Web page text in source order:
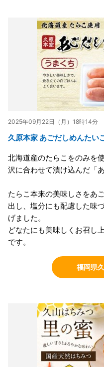
2025年09月22日（月）18時14分
久原本家 あごだしめんたい
北海道産のたらこをのみを
沢に合わせて漬け込んだ「
たらこ本来の美味しさをあ
出し、塩分にも配慮した味
げました。
どなたにも美味しくお召し
です。
福岡県